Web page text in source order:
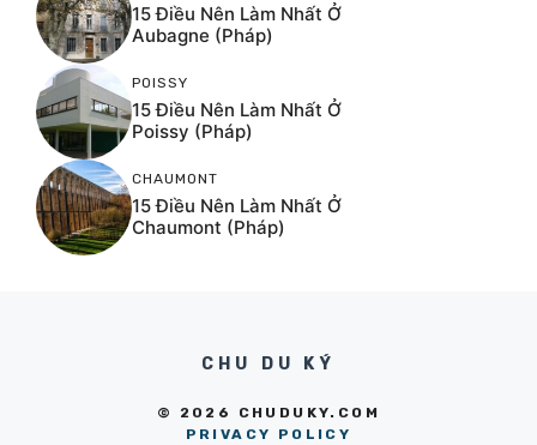
15 Điều Nên Làm Nhất Ở
Aubagne (Pháp)
POISSY
15 Điều Nên Làm Nhất Ở
Poissy (Pháp)
CHAUMONT
15 Điều Nên Làm Nhất Ở
Chaumont (Pháp)
CHU DU KÝ
© 2026 CHUDUKY.COM
PRIVACY POLICY